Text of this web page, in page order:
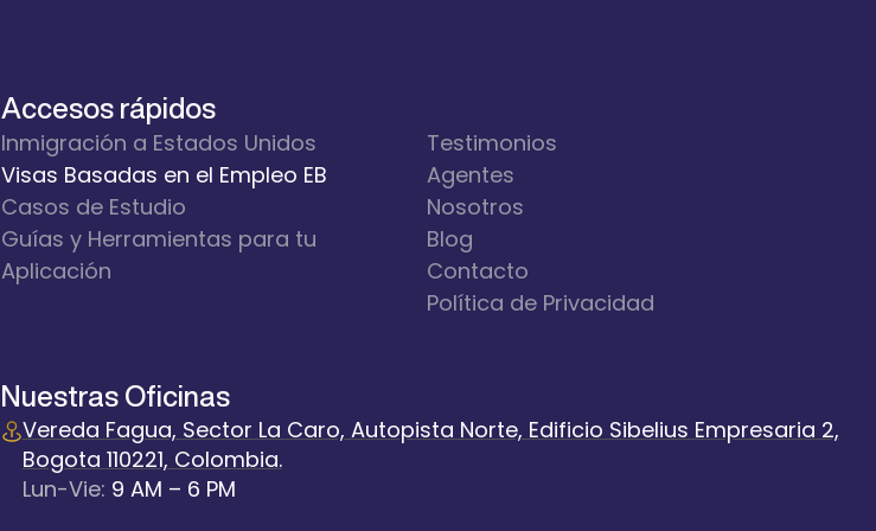
Accesos rápidos
Inmigración a Estados Unidos
Visas Basadas en el Empleo EB
Casos de Estudio
Guías y Herramientas para tu
Aplicación
Testimonios
Agentes
Nosotros
Blog
Contacto
Política de Privacidad
Nuestras Oficinas
Vereda Fagua, Sector La Caro, Autopista Norte, Edificio Sibelius Empresaria 2,
Bogota 110221, Colombia.
Lun-Vie: 9 AM – 6 PM